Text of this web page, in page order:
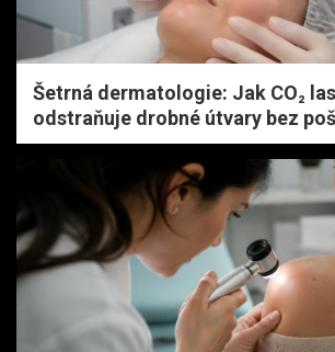
Šetrná dermatologie: Jak CO₂
odstraňuje drobné útvary bez